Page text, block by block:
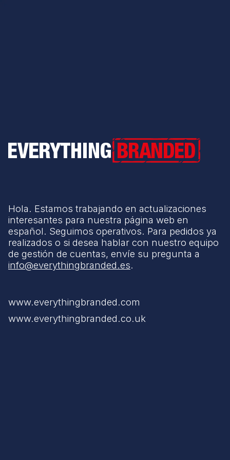
Everything Branded
Hola. Estamos trabajando en actualizaciones
interesantes para nuestra página web en
español. Seguimos operativos. Para pedidos ya
realizados o si desea hablar con nuestro equipo
de gestión de cuentas, envíe su pregunta a
info@everythingbranded.es.
www.everythingbranded.com
www.everythingbranded.co.uk